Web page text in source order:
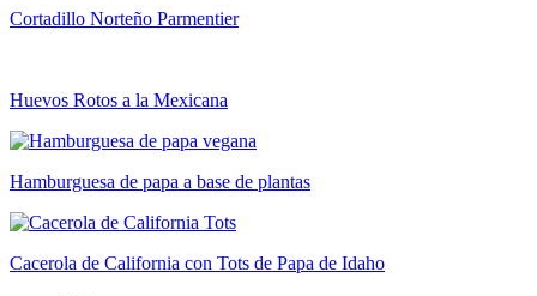
Cortadillo Norteño Parmentier
Huevos Rotos a la Mexicana
Hamburguesa de papa a base de plantas
Cacerola de California con Tots de Papa de Idaho